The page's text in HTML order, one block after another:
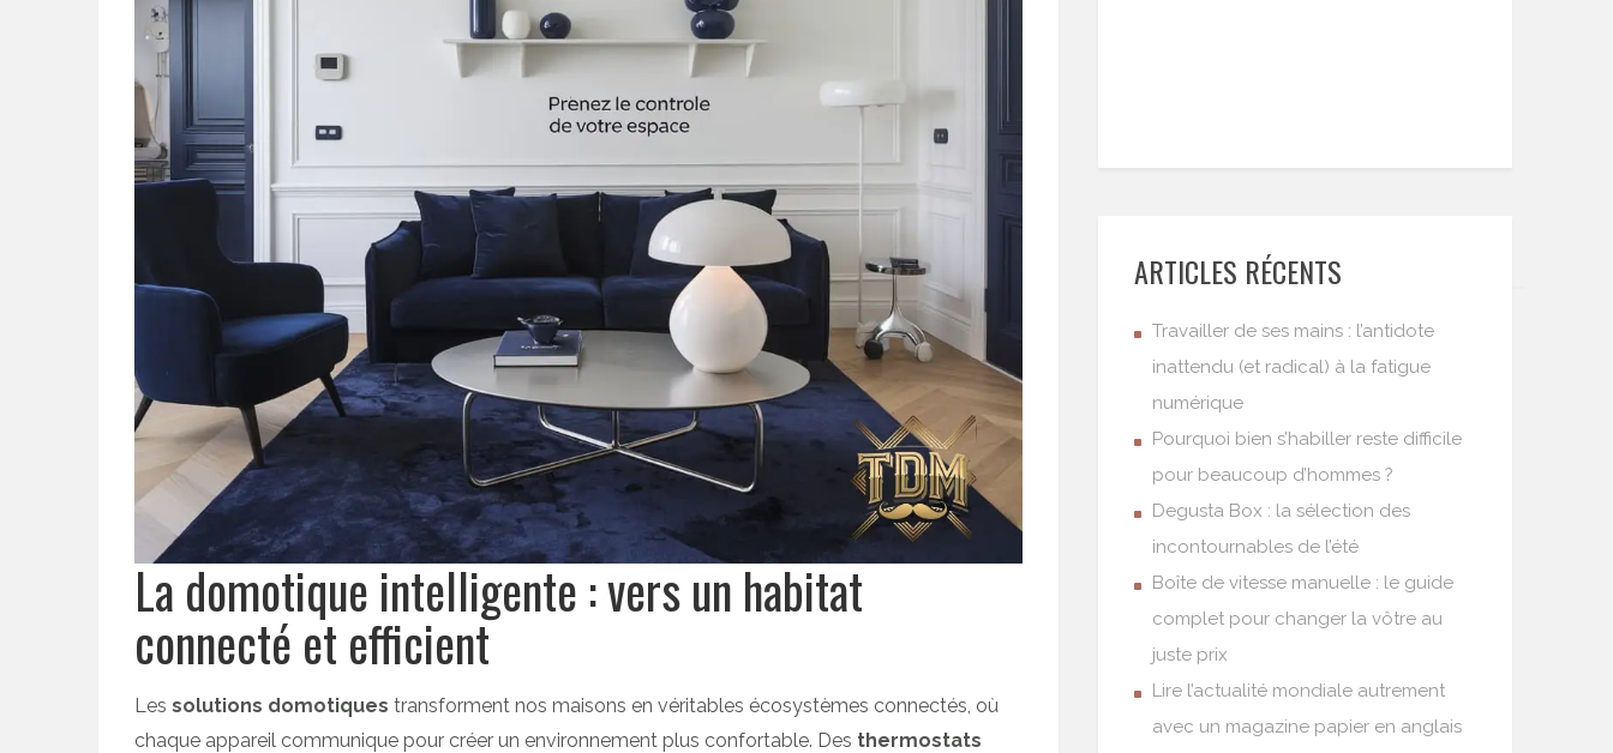
La domotique intelligente : vers un habitat
connecté et efficient
Les solutions domotiques transforment nos maisons en véritables écosystèmes connectés, où
chaque appareil communique pour créer un environnement plus confortable. Des thermostats
ARTICLES RÉCENTS
Travailler de ses mains : l’antidote
inattendu (et radical) à la fatigue
numérique
Pourquoi bien s’habiller reste difficile
pour beaucoup d’hommes ?
Degusta Box : la sélection des
incontournables de l’été
Boîte de vitesse manuelle : le guide
complet pour changer la vôtre au
juste prix
Lire l’actualité mondiale autrement
avec un magazine papier en anglais